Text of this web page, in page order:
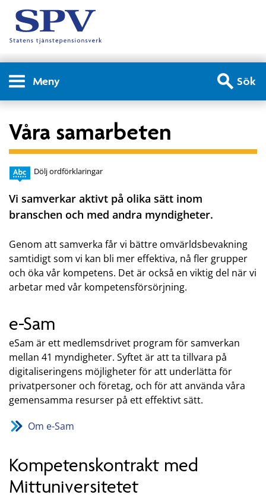
Meny Sök
Våra samarbeten
Dölj ordförklaringar
Vi samverkar aktivt på olika sätt inom
branschen och med andra myndigheter.
Genom att samverka får vi bättre omvärldsbevakning
samtidigt som vi kan bli mer effektiva, nå fler grupper
och öka vår kompetens. Det är också en viktig del när vi
arbetar med vår kompetensförsörjning.
e-Sam
eSam är ett medlemsdrivet program för samverkan
mellan 41 myndigheter. Syftet är att ta tillvara på
digitaliseringens möjligheter för att underlätta för
privatpersoner och företag, och för att använda våra
gemensamma resurser på ett effektivt sätt.
Om e-Sam
Kompetenskontrakt med
Mittuniversitetet